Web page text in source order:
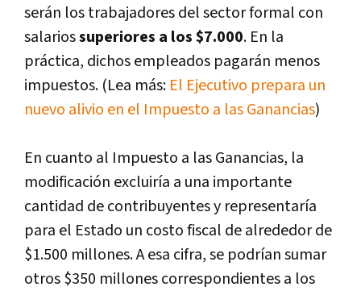
serán los trabajadores del sector formal con
salariossuperiores a los $7.000. En la
práctica, dichos empleados pagarán menos
impuestos. (Lea más: El Ejecutivo prepara un
nuevo alivio en el Impuesto a las Ganancias)
En cuanto al Impuesto a las Ganancias, la
modificación excluirí­a a una importante
cantidad de contribuyentes y representarí­a
para el Estado un costo fiscal de alrededor de
$1.500 millones. A esa cifra, se podrí­an sumar
otros $350 millones correspondientes a los